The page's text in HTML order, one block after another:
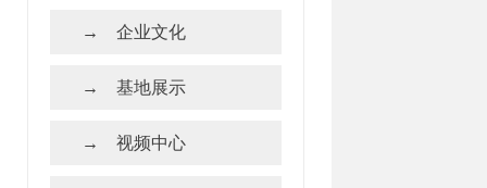
企业文化
基地展示
视频中心